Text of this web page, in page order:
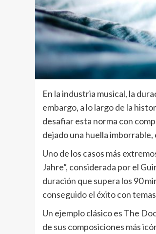
En la industria musical, la
embargo, a lo largo de la
desafiar esta norma con
dejado una huella
Uno de los casos más
Jahre”, considerada por el
duración que supera los 90
conseguido el éxito con
Un ejemplo clásico es The
de sus composiciones más